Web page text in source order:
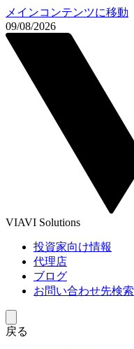
メインコンテンツに移動
09/08/2026
VIAVI Solutions
投資家向け情報
代理店
ブログ
お問い合わせ先検索
戻る